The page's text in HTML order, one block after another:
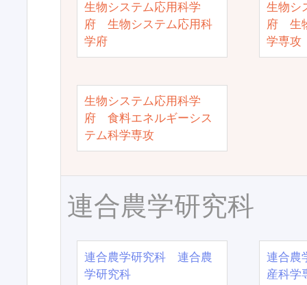
生物システム応用科学
府 生物システム応用科
学府
生物シ
府 生
学専攻
生物システム応用科学
府 食料エネルギーシス
テム科学専攻
連合農学研究科
連合農学研究科 連合農
学研究科
連合農
産科学